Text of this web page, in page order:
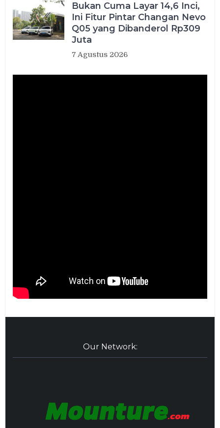
Bukan Cuma Layar 14,6 Inci,
Ini Fitur Pintar Changan Nevo
Q05 yang Dibanderol Rp309
Juta
7 Agustus 2026
Our Network: